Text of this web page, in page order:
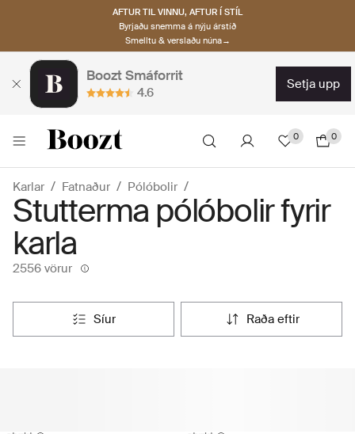
AFTUR TIL VINNU, AFTUR Í STÍL
Byrjaðu snemma á nýju árstíð
Smelltu & verslaðu núna→
Boozt Smáforrit
4.6
setja upp
0 0
Karlar Fatnaður Pólóbolir
Stutterma pólóbolir fyrir
karla
2556 vörur
síur raða eftir